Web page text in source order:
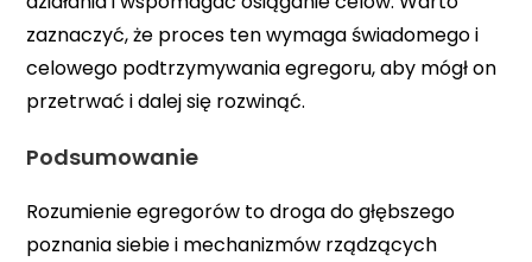
zaznaczyć, że proces ten wymaga świadomego i
celowego podtrzymywania egregoru, aby mógł on
przetrwać i dalej się rozwinąć.
Podsumowanie
Rozumienie egregorów to droga do głębszego
poznania siebie i mechanizmów rządzących